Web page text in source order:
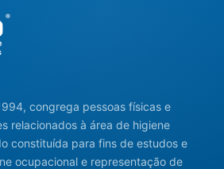
congrega pessoas físicas e
relacionados à área de higiene
constituída para fins de estudos e
ocupacional e representação de